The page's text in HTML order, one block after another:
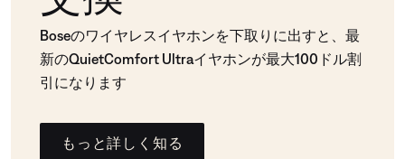
Boseのワイヤレスイヤホンを下取りに出すと、最
新のQuietComfort Ultraイヤホンが最大100ドル割
引になります
もっと詳しく知る